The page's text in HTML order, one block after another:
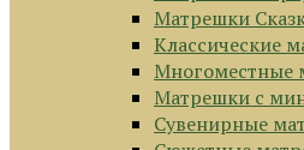
Матрешки
Классические
Многоместные
Матрешки с
Сувенирные